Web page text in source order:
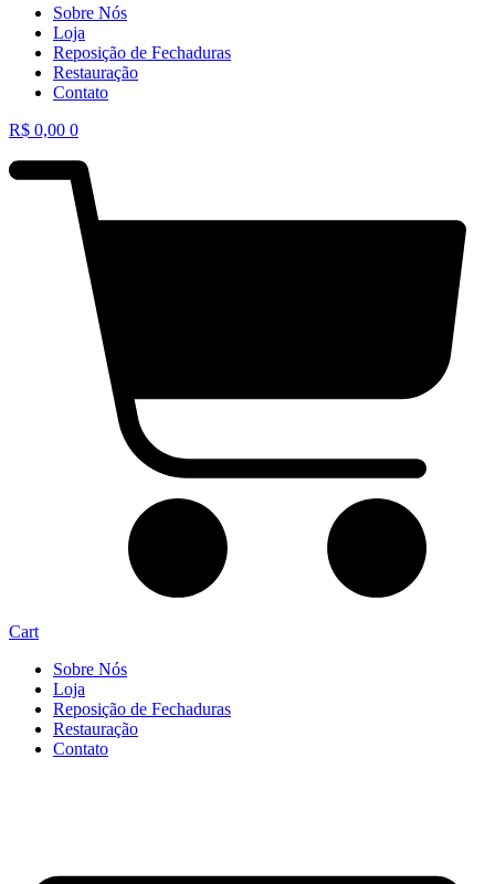
Sobre Nós
Loja
Reposição de Fechaduras
Restauração
Contato
R$ 0,00 0
Cart
Sobre Nós
Loja
Reposição de Fechaduras
Restauração
Contato